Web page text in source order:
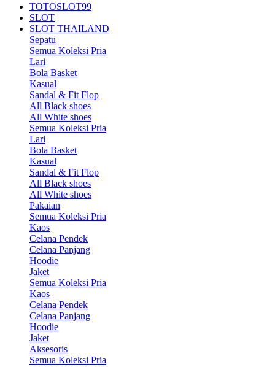
TOTOSLOT99
SLOT
SLOT THAILAND
Sepatu
Semua Koleksi Pria
Lari
Bola Basket
Kasual
Sandal & Fit Flop
All Black shoes
All White shoes
Semua Koleksi Pria
Lari
Bola Basket
Kasual
Sandal & Fit Flop
All Black shoes
All White shoes
Pakaian
Semua Koleksi Pria
Kaos
Celana Pendek
Celana Panjang
Hoodie
Jaket
Semua Koleksi Pria
Kaos
Celana Pendek
Celana Panjang
Hoodie
Jaket
Aksesoris
Semua Koleksi Pria